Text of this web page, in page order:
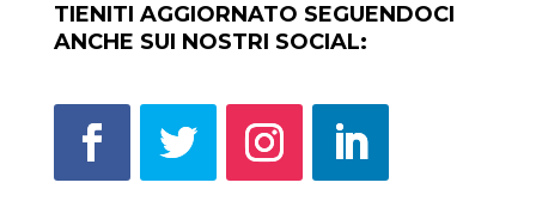
TIENITI AGGIORNATO SEGUENDOCI
ANCHE SUI NOSTRI SOCIAL: